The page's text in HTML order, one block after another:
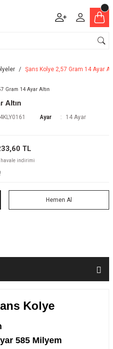
Şans Kolye 2,57 Gram 14 Ayar
Altın
Ayar 14 Ayar
TL
havale indirimi
Hemen Al
Kolye
585 Milyem